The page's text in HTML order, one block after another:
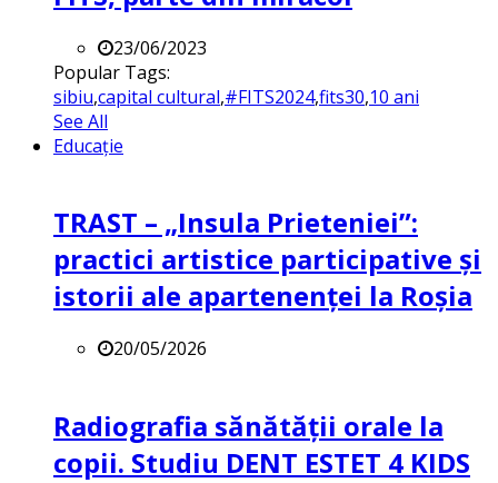
23/06/2023
Popular Tags:
sibiu,capital cultural,#FITS2024,fits30,10 ani
See All
Educație
TRAST – „Insula Prieteniei”:
practici artistice participative și
istorii ale apartenenței la Roșia
20/05/2026
Radiografia sănătății orale la
copii. Studiu DENT ESTET 4 KIDS